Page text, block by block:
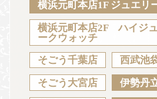
Sustainability Voice
JA EN CH
横浜元町本店1F ジュエリ
横浜元町本店2F ハイジ
ークウォッチ
そごう千葉店 西武池
そごう大宮店 伊勢丹